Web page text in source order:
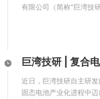
有限公司（简称"巨湾技
近日，巨湾技研自主研
固态电池产业化进程中